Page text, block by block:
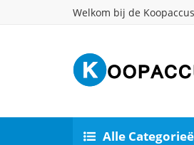
Welkom bij de
Alle